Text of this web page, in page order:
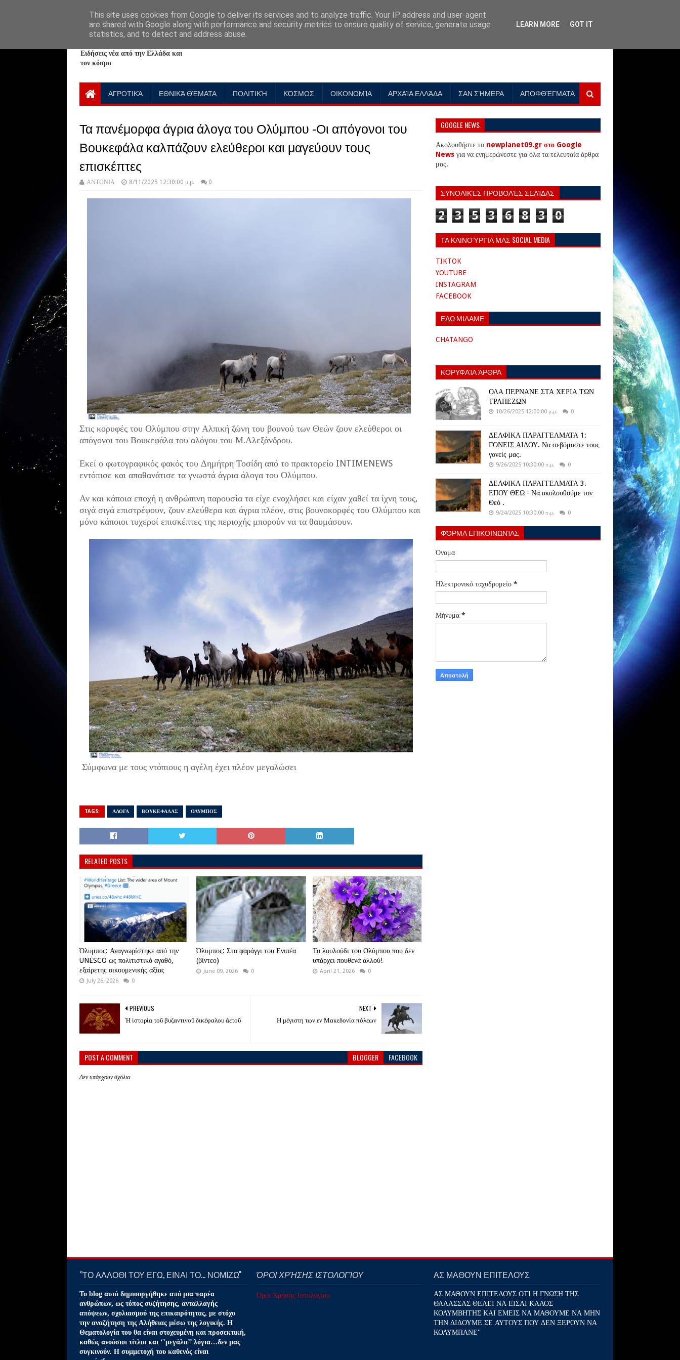
NewPlanet09
Ειδήσεις νέα από την Ελλάδα και
τον κόσμο
ΑΓΡΟΤΙΚΆ ΕΘΝΙΚΆ ΘΈΜΑΤΑ ΠΟΛΙΤΙΚΉ ΚΌΣΜΟΣ ΟΙΚΟΝΟΜΊΑ ΑΡΧΑΊΑ ΕΛΛΆΔΑ ΣΑΝ ΣΉΜΕΡΑ ΑΠΟΦΘΈΓΜΑΤΑ
Τα πανέμορφα άγρια άλογα του Ολύμπου -Οι απόγονοι του
Βουκεφάλα καλπάζουν ελεύθεροι και μαγεύουν τους
επισκέπτες
ΑΝΤΩΝΙΑ 8/11/2025 12:30:00 μ.μ. 0
Στις κορυφές του Ολύμπου στην Αλπική ζώνη του βουνού των Θεών ζουν ελεύθεροι οι
απόγονοι του Βουκεφάλα του αλόγου του Μ.Αλεξάνδρου.
Εκεί ο φωτογραφικός φακός του Δημήτρη Τοσίδη από το πρακτορείο INTIMENEWS
εντόπισε και απαθανάτισε τα γνωστά άγρια άλογα του Ολύμπου.
Αν και κάποια εποχή η ανθρώπινη παρουσία τα είχε ενοχλήσει και είχαν χαθεί τα ίχνη τους,
σιγά σιγά επιστρέφουν, ζουν ελεύθερα και άγρια πλέον, στις βουνοκορφές του Ολύμπου και
μόνο κάποιοι τυχεροί επισκέπτες της περιοχής μπορούν να τα θαυμάσουν.
Σύμφωνα με τους ντόπιους η αγέλη έχει πλέον μεγαλώσει
TAGS: ΑΛΟΓΑ ΒΟΥΚΕΦΑΛΑΣ ΟΛΥΜΠΟΣ
RELATED POSTS
Όλυμπος: Αναγνωρίστηκε από την
UNESCO ως πολιτιστικό αγαθό,
εξαίρετης οικουμενικής αξίας
July 26, 2026 0
Όλυμπος: Στο φαράγγι του Ενιπέα
(βίντεο)
June 09, 2026 0
Το λουλούδι του Ολύμπου που δεν
υπάρχει πουθενά αλλού!
April 21, 2026 0
NEXT
Η μέγιστη των εν Μακεδονία πόλεων
PREVIOUS
Ἡ ἱστορία τοῦ βυζαντινοῦ δικέφαλου ἀετοῦ
POST A COMMENT BLOGGER FACEBOOK
Δεν υπάρχουν σχόλια
GOOGLE NEWS
Ακολουθήστε το newplanet09.gr στο Google
News για να ενημερώνεστε για όλα τα τελευταία άρθρα
μας.
ΣΥΝΟΛΙΚΈΣ ΠΡΟΒΟΛΈΣ ΣΕΛΊΔΑΣ
2 3 5 3 6 8 3 0
ΤΑ ΚΑΙΝΟΎΡΓΙΑ ΜΑΣ SOCIAL MEDIA
TIKTOK
YOUTUBE
INSTAGRAM
FACEBOOK
ΕΔΩ ΜΙΛΑΜΕ
CHATANGO
ΚΟΡΥΦΑΊΑ ΆΡΘΡΑ
ΟΛΑ ΠΕΡΝΑΝΕ ΣΤΑ ΧΕΡΙΑ ΤΩΝ
ΤΡΑΠΕΖΩΝ
10/26/2025 12:00:00 μ.μ. 0
ΔΕΛΦΙΚΑ ΠΑΡΑΓΓΕΛΜΑΤΑ 1:
ΓΟΝΕΙΣ ΑΙΔΟΥ. Να σεβόμαστε τους
γονείς μας.
9/26/2025 10:30:00 π.μ. 0
ΔΕΛΦΙΚΑ ΠΑΡΑΓΓΕΛΜΑΤΑ 3.
ΕΠΟΥ ΘΕΩ - Να ακολουθούμε τον
Θεό .
9/24/2025 10:30:00 π.μ. 0
ΦΌΡΜΑ ΕΠΙΚΟΙΝΩΝΊΑΣ
Όνομα
Ηλεκτρονικό ταχυδρομείο *
Μήνυμα *
‘’ΤΟ ΑΛΛΟΘΙ ΤΟΥ ΕΓΩ, ΕΙΝΑΙ ΤΟ… ΝΟΜΙΖΩ''
Το blog αυτό δημιουργήθηκε από μια παρέα
ανθρώπων, ως τόπος συζήτησης, ανταλλαγής
απόψεων, σχολιασμού της επικαιρότητας, με στόχο
την αναζήτηση της Αλήθειας μέσω της λογικής. Η
Θεματολογία του θα είναι στοχευμένη και προσεκτική,
καθώς ανούσιοι τίτλοι και ‘’μεγάλα’’ λόγια…δεν μας
συγκινούν. Η συμμετοχή του καθενός είναι
ΌΡΟΙ ΧΡΉΣΗΣ ΙΣΤΟΛΟΓΊΟΥ
Όροι Χρήσης Ιστολογίου
ΑΣ ΜΑΘΟΥΝ ΕΠΙΤΕΛΟΥΣ
ΑΣ ΜΑΘΟΥΝ ΕΠΙΤΕΛΟΥΣ ΟΤΙ Η ΓΝΩΣΗ ΤΗΣ
ΘΑΛΑΣΣΑΣ ΘΕΛΕΙ ΝΑ ΕΙΣΑΙ ΚΑΛΟΣ
ΚΟΛΥΜΒΗΤΗΣ ΚΑΙ ΕΜΕΙΣ ΝΑ ΜΑΘΟΥΜΕ ΝΑ ΜΗΝ
ΤΗΝ ΔΙΔΟΥΜΕ ΣΕ ΑΥΤΟΥΣ ΠΟΥ ΔΕΝ ΞΕΡΟΥΝ ΝΑ
ΚΟΛΥΜΠΑΝΕ''
This site uses cookies from Google to deliver its services and to analyze traffic. Your IP address and user-agent
are shared with Google along with performance and security metrics to ensure quality of service, generate usage
statistics, and to detect and address abuse.
LEARN MORE GOT IT